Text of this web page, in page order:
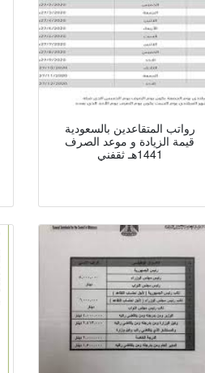
رواتب المتقاعدين بالسعودية
قيمة الزيادة و موعد الصرف
1441هـ ثقفني